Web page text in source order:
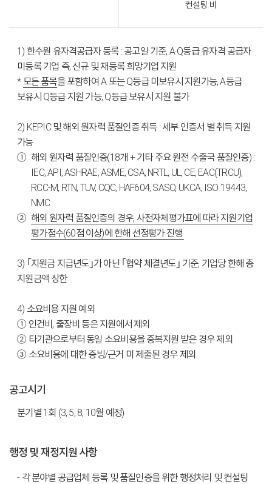
컨설팅 비
1) 한수원 유자격공급자 등록 : 공고일 기준, A·Q등급 유자격 공급자
미등록 기업 즉, 신규 및 재등록 희망기업 지원
* 모든 품목을 포함하여 A 또는 Q등급 미보유시 지원가능, A등급
보유시 Q등급 지원 가능, Q등급 보유시 지원 불가
2) KEPIC 및 해외 원자력 품질인증 취득 : 세부 인증서 별 취득 지원
가능
해외 원자력 품질인증(18개 + 기타 주요 원전 수출국 품질인증) :
IEC, API, ASHRAE, ASME, CSA, NRTL, UL, CE, EAC(TRCU),
RCC-M, RTN, TUV, CQC, HAF604, SASO, UKCA, ISO 19443,
NMC
해외 원자력 품질인증의 경우, 사전자체평가표에 따라 지원기업
평가점수(60점 이상)에 한해 선정평가 진행
3) ｢지원금 지급년도｣가 아닌 ｢협약 체결년도｣ 기준, 기업당 한해 총
지원금액 상한
4) 소요비용 지원 예외
① 인건비, 출장비 등은 지원에서 제외
② 타기관으로부터 동일 소요비용을 중복지원 받은 경우 제외
③ 소요비용에 대한 증빙/근거 미 제출된 경우 제외
공고시기
분기별 1회 (3, 5, 8, 10월 예정)
행정 및 재정지원 사항
- 각 분야별 공급업체 등록 및 품질인증을 위한 행정처리 및 컨설팅